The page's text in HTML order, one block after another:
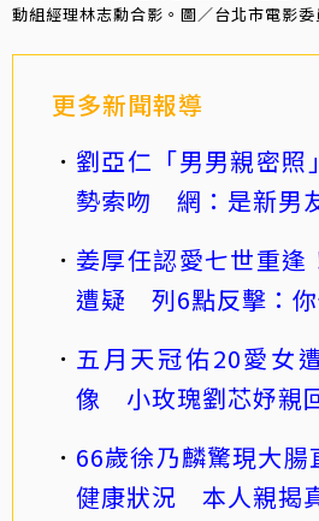
動組經理林志勳合影。圖／台北市電影委
更多新聞報導
劉亞仁「男男親密照
勢索吻 網：是新男
姜厚任認愛七世重逢
遭疑 列6點反擊：
五月天冠佑20愛女
像 小玫瑰劉芯妤親
66歲徐乃麟驚現大腸
健康狀況 本人親揭